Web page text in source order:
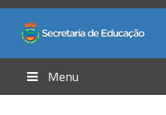
Menu